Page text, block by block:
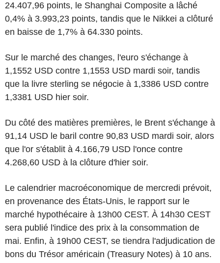
24.407,96 points, le Shanghai Composite a lâché
0,4% à 3.993,23 points, tandis que le Nikkei a clôturé
en baisse de 1,7% à 64.330 points.
Sur le marché des changes, l'euro s'échange à
1,1552 USD contre 1,1553 USD mardi soir, tandis
que la livre sterling se négocie à 1,3386 USD contre
1,3381 USD hier soir.
Du côté des matières premières, le Brent s'échange à
91,14 USD le baril contre 90,83 USD mardi soir, alors
que l'or s'établit à 4.166,79 USD l'once contre
4.268,60 USD à la clôture d'hier soir.
Le calendrier macroéconomique de mercredi prévoit,
en provenance des États-Unis, le rapport sur le
marché hypothécaire à 13h00 CEST. À 14h30 CEST
sera publié l'indice des prix à la consommation de
mai. Enfin, à 19h00 CEST, se tiendra l'adjudication de
bons du Trésor américain (Treasury Notes) à 10 ans.